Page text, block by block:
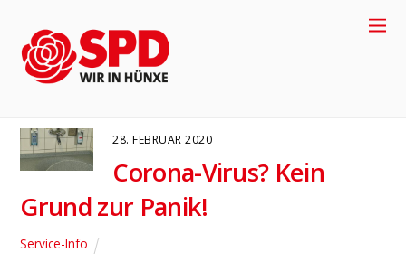
Aufklärung
28. FEBRUAR 2020
Corona-Virus? Kein
Grund zur Panik!
Service-Info